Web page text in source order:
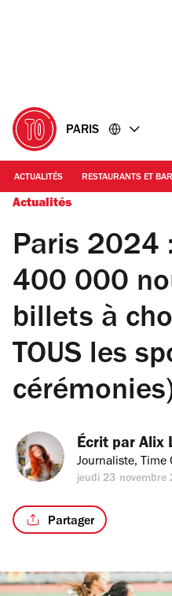
PARIS
ACTUALITÉS RESTAURANTS ET
Actualités
Paris 2024
400 000
billets à
TOUS les
Écrit par Alix
Journaliste, Time
jeudi 23 novembre
Partager